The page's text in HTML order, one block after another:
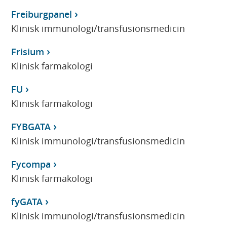
Freiburgpanel
Klinisk immunologi/transfusionsmedicin
Frisium
Klinisk farmakologi
FU
Klinisk farmakologi
FYBGATA
Klinisk immunologi/transfusionsmedicin
Fycompa
Klinisk farmakologi
fyGATA
Klinisk immunologi/transfusionsmedicin